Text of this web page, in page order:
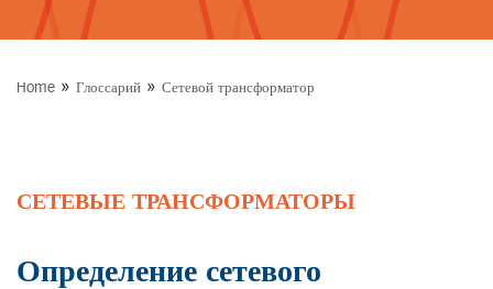
Home » Глоссарий » Сетевой трансформатор
СЕТЕВЫЕ ТРАНСФОРМАТОРЫ
Определение сетевого